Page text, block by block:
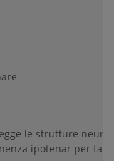
le strutture
ipotenar per